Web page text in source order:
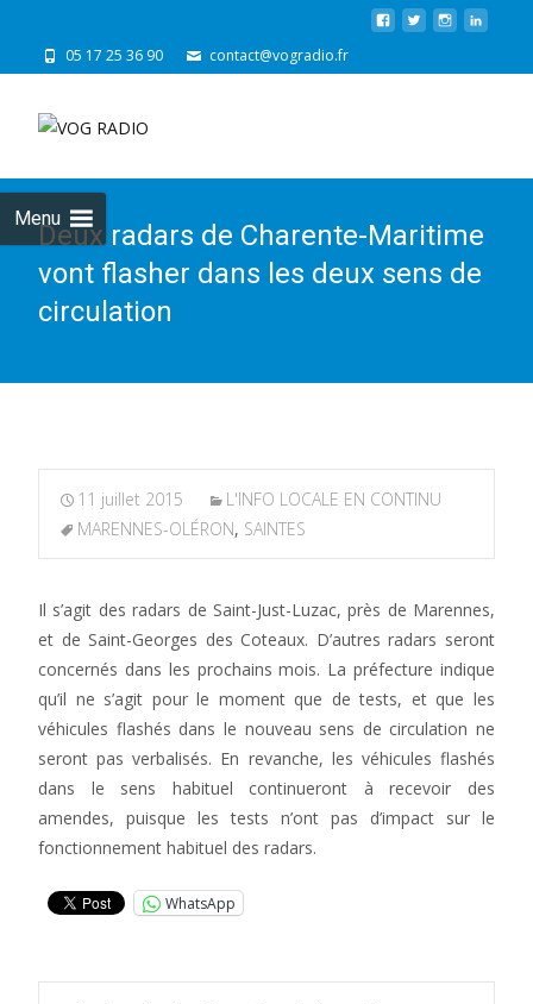
05 17 25 36 90 contact@vogradio.fr
Menu
Deux radars de Charente-Maritime
vont flasher dans les deux sens de
circulation
11 juillet 2015
L'INFO LOCALE EN CONTINU
MARENNES-OLÉRON, SAINTES
Il s’agit des radars de Saint-Just-Luzac, près de Marennes,
et de Saint-Georges des Coteaux. D’autres radars seront
concernés dans les prochains mois. La préfecture indique
qu’il ne s’agit pour le moment que de tests, et que les
véhicules flashés dans le nouveau sens de circulation ne
seront pas verbalisés. En revanche, les véhicules flashés
dans le sens habituel continueront à recevoir des
amendes, puisque les tests n’ont pas d’impact sur le
fonctionnement habituel des radars.
WhatsApp